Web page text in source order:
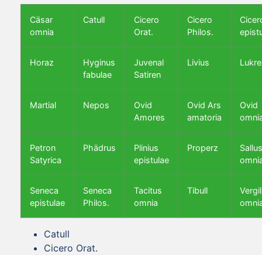
Cäsar
omnia
Catull
Cicero
Orat.
Cicero
Philos.
Horaz
Hyginus
fabulae
Juvenal
Satiren
Livius
Martial Nepos
Ovid
Amores
Ovid Ars
amatoria
Ovid
Petron
Satyrica
Phädrus
Plinius
epistulae
Properz
Seneca
epistulae
Seneca
Philos.
Tacitus
omnia
Tibull
Vergil
Catull
Cicero Orat.